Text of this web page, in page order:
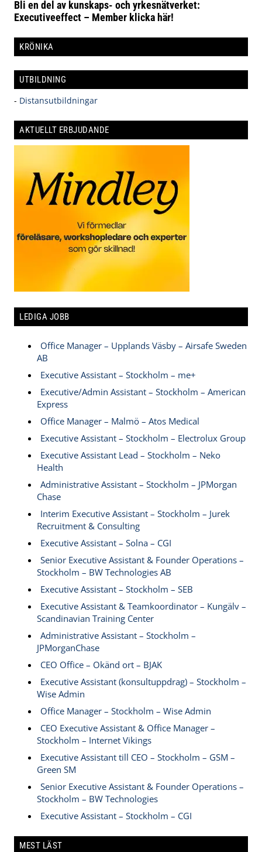
Bli en del av kunskaps- och yrkesnätverket:
Executiveeffect – Member klicka här!
KRÖNIKA
UTBILDNING
- Distansutbildningar
AKTUELLT ERBJUDANDE
LEDIGA JOBB
Office Manager – Upplands Väsby – Airsafe Sweden
AB
Executive Assistant – Stockholm – me+
Executive/Admin Assistant – Stockholm – American
Express
Office Manager – Malmö – Atos Medical
Executive Assistant – Stockholm – Electrolux Group
Executive Assistant Lead – Stockholm – Neko
Health
Administrative Assistant – Stockholm – JPMorgan
Chase
Interim Executive Assistant – Stockholm – Jurek
Recruitment & Consulting
Executive Assistant – Solna – CGI
Senior Executive Assistant & Founder Operations –
Stockholm – BW Technologies AB
Executive Assistant – Stockholm – SEB
Executive Assistant & Teamkoordinator – Kungälv –
Scandinavian Training Center
Administrative Assistant – Stockholm –
JPMorganChase
CEO Office – Okänd ort – BJAK
Executive Assistant (konsultuppdrag) – Stockholm –
Wise Admin
Office Manager – Stockholm – Wise Admin
CEO Executive Assistant & Office Manager –
Stockholm – Internet Vikings
Executive Assistant till CEO – Stockholm – GSM –
Green SM
Senior Executive Assistant & Founder Operations –
Stockholm – BW Technologies
Executive Assistant – Stockholm – CGI
MEST LÄST